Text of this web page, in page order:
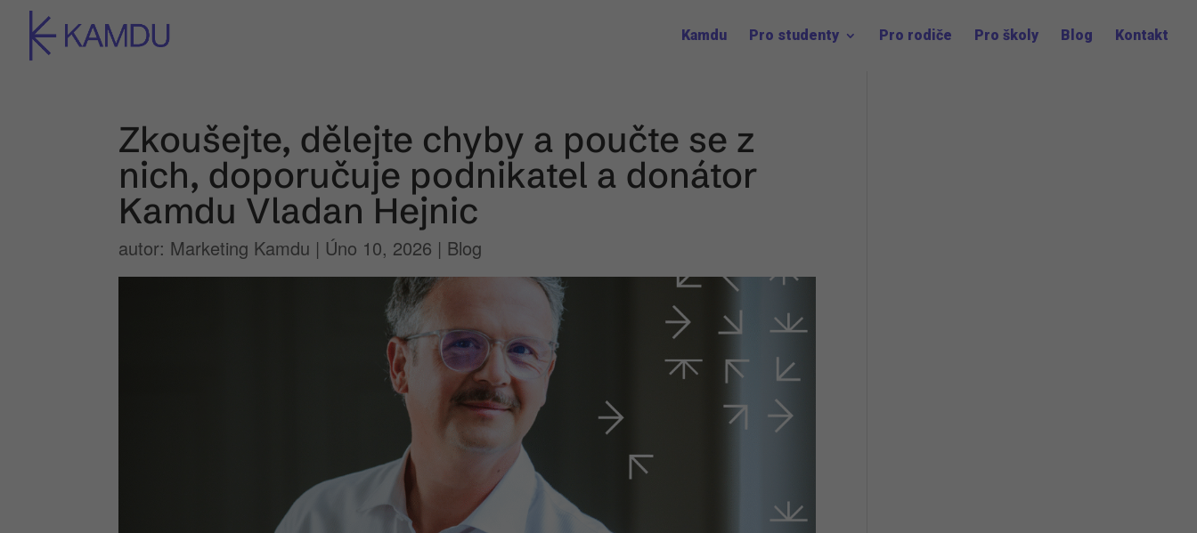
Kamdu Pro studenty Pro rodiče Pro školy Blog Kontakt
Zkoušejte, dělejte chyby a poučte se z
nich, doporučuje podnikatel a donátor
Kamdu Vladan Hejnic
autor: Marketing Kamdu | Úno 10, 2026 | Blog